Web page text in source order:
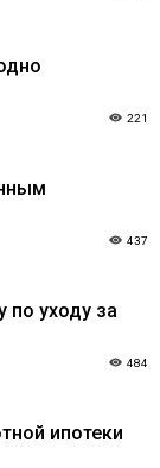
221
437
по уходу за
484
ипотеки